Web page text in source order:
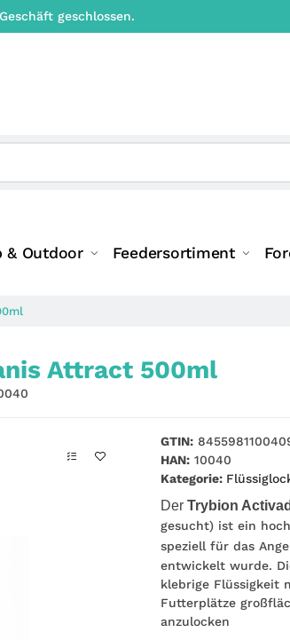
geschlossen.
& Outdoor Feedersortiment
Attract 500ml
GTIN:
HAN: 10040
Kategorie:
Der Trybion
gesucht) ist ein
speziell für das
entwickelt wurde.
klebrige Flüssigkeit
Futterplätze
anzulocken